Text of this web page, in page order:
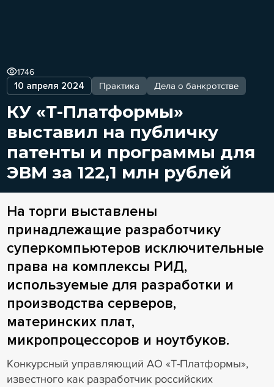
10 апреля 2024 Практика Дела о банкротстве
1746
КУ «Т-Платформы»
выставил на публичку
патенты и программы для
ЭВМ за 122,1 млн рублей
На торги выставлены
принадлежащие разработчику
суперкомпьютеров исключительные
права на комплексы РИД,
используемые для разработки и
производства серверов,
материнских плат,
микропроцессоров и ноутбуков.
Конкурсный управляющий АО «Т-Платформы»,
известного как разработчик российских